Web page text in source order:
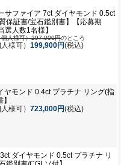
サファイア 7ct ダイヤモンド 0.5ct
保証書/宝石鑑別書】【応募期
選人数1名様】
人様可）297,000円のところ
様可） 199,900円(税込)
ヤモンド 0.4ct プラチナ リング(指
様可） 723,000円(税込)
ダイヤモンド 0.5ct プラチナ リ